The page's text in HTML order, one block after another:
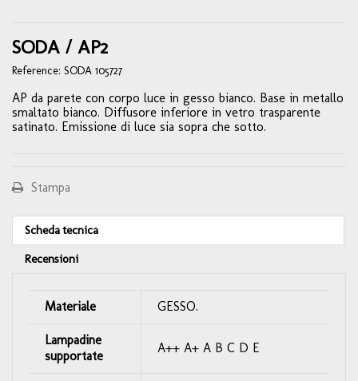
SODA / AP2
Reference: SODA 105727
AP da parete con corpo luce in gesso bianco. Base in metallo
smaltato bianco. Diffusore inferiore in vetro trasparente
satinato. Emissione di luce sia sopra che sotto.
Stampa
Scheda tecnica
Recensioni
Materiale GESSO.
Lampadine
supportate
A++ A+ A B C D E